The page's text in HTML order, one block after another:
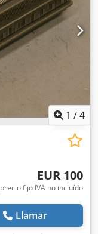
1 /4
EUR 100
precio fijo IVA no incluído
Llamar